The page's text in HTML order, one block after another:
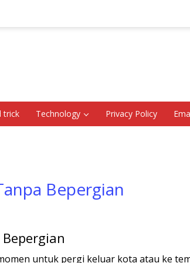
trick Technology Privacy Policy
Bepergian
untuk pergi keluar kota atau ke